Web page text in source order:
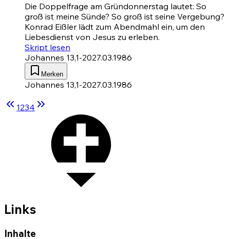
Die Doppelfrage am Gründonnerstag lautet: So
groß ist meine Sünde? So groß ist seine Vergebung?
Konrad Eißler lädt zum Abendmahl ein, um den
Liebesdienst von Jesus zu erleben.
Skript lesen
Johannes 13,1-2027.03.1986
Merken
Johannes 13,1-2027.03.1986
1234
Links
Inhalte